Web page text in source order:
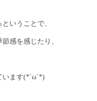
いうことで、
感を感じたり、
います(*´ω`*)